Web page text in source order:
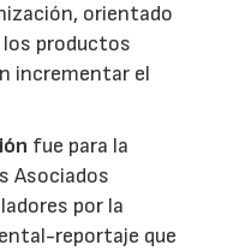
orientado
los productos
incrementar el
fue para la
Asociados
por la
reportaje que